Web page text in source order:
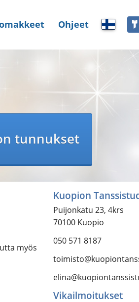
Ohjeet
tunnukset
myös
Kuopion
Puijonkatu 23, 4krs
70100 Kuopio
050 571 8187
Vikailmoitukset